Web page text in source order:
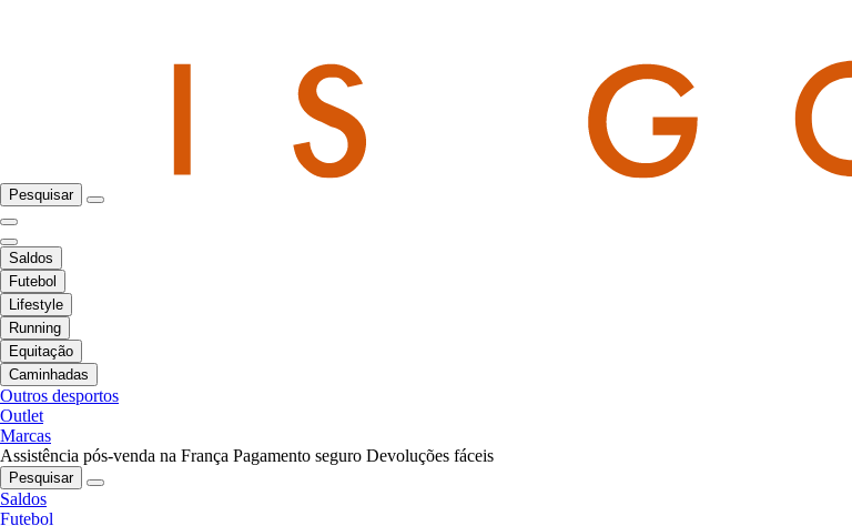
Pesquisar
Saldos
Futebol
Lifestyle
Running
Equitação
Caminhadas
Outros desportos
Outlet
Marcas
Assistência pós-venda na França Pagamento seguro Devoluções fáceis
Pesquisar
Saldos
Futebol